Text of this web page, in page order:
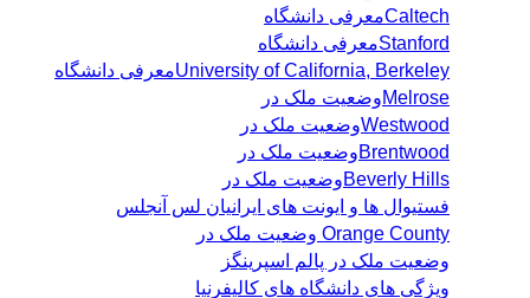
Caltechمعرفی دانشگاه
Stanfordمعرفی دانشگاه
University of California, Berkeleyمعرفی دانشگاه
Melroseوضعیت ملک در
Westwoodوضعیت ملک در
Brentwoodوضعیت ملک در
Beverly Hillsوضعیت ملک در
فستیوال ها و ایونت های ایرانیان لس آنجلس
Orange County وضعیت ملک در
وضعیت ملک در پالم اسپرینگز
ویژگی های دانشگاه های کالیفرنیا